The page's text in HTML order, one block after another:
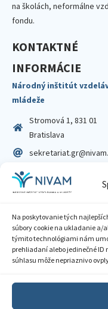
Na poskytovanie tých
súbory cookie na ukladanie a/
týmito technológiami nám
prehliadaní alebo jedinečné ID
súhlasu môže nepriaznivo
na školách, neformálne
fondu.
KONTAKTNÉ
INFORMÁCIE
Národný inštitút
mládeže
Stromová 1, 831 01
Bratislava
IČO: 00164348
DIČ: 2020798714